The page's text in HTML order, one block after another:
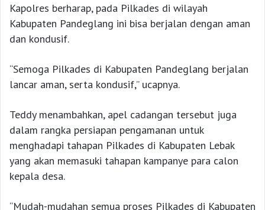
Kapolres berharap, pada Pilkades di wilayah
Kabupaten Pandeglang ini bisa berjalan dengan aman
dan kondusif.
“Semoga Pilkades di Kabupaten Pandeglang berjalan
lancar aman, serta kondusif,” ucapnya.
Teddy menambahkan, apel cadangan tersebut juga
dalam rangka persiapan pengamanan untuk
menghadapi tahapan Pilkades di Kabupaten Lebak
yang akan memasuki tahapan kampanye para calon
kepala desa.
“Mudah-mudahan semua proses Pilkades di Kabupaten